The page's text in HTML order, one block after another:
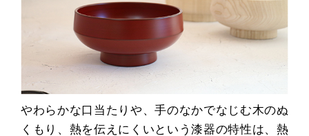
やわらかな口当たりや、手のなかでなじむ木のぬ
くもり、熱を伝えにくいという漆器の特性は、熱